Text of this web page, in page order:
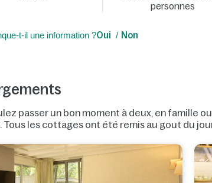
personnes
t-il une information ?Oui Non
passer un bon moment à deux, en famille
Tous les cottages ont été remis au gout du